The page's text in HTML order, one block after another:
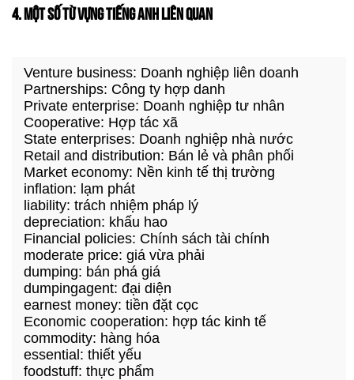
4. MỘT SỐ TỪ VỰNG TIẾNG ANH LIÊN QUAN
Venture business: Doanh nghiệp liên doanh
Partnerships: Công ty hợp danh
Private enterprise: Doanh nghiệp tư nhân
Cooperative: Hợp tác xã
State enterprises: Doanh nghiệp nhà nước
Retail and distribution: Bán lẻ và phân phối
Market economy: Nền kinh tế thị trường
inflation: lạm phát
liability: trách nhiệm pháp lý
depreciation: khấu hao
Financial policies: Chính sách tài chính
moderate price: giá vừa phải
dumping: bán phá giá
dumpingagent: đại diện
earnest money: tiền đặt cọc
Economic cooperation: hợp tác kinh tế
commodity: hàng hóa
essential: thiết yếu
foodstuff: thực phẩm